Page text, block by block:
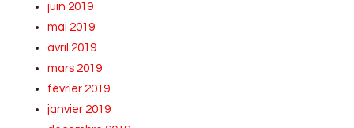
juin 2019
mai 2019
avril 2019
mars 2019
février 2019
janvier 2019